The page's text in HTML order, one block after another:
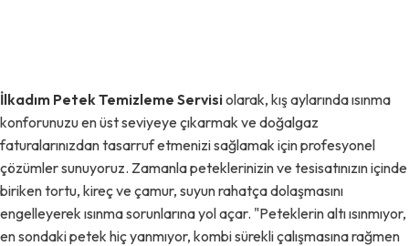
İlkadım Petek Temizleme Servisiolarak, kış aylarında ısınma
konforunuzu en üst seviyeye çıkarmak ve doğalgaz
faturalarınızdan tasarruf etmenizi sağlamak için profesyonel
çözümler sunuyoruz. Zamanla peteklerinizin ve tesisatınızın içinde
biriken tortu, kireç ve çamur, suyun rahatça dolaşmasını
engelleyerek ısınma sorunlarına yol açar. "Peteklerin altı ısınmıyor,
en sondaki petek hiç yanmıyor, kombi sürekli çalışmasına rağmen